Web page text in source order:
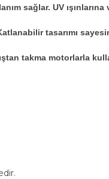
sağlar. UV ışınlarına
tasarımı
takma motorlarla